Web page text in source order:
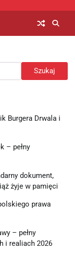
Szukaj
Burgera Drwala i
– pełny
dokument,
żyje w pamięci
prawa
– pełny
i realiach 2026